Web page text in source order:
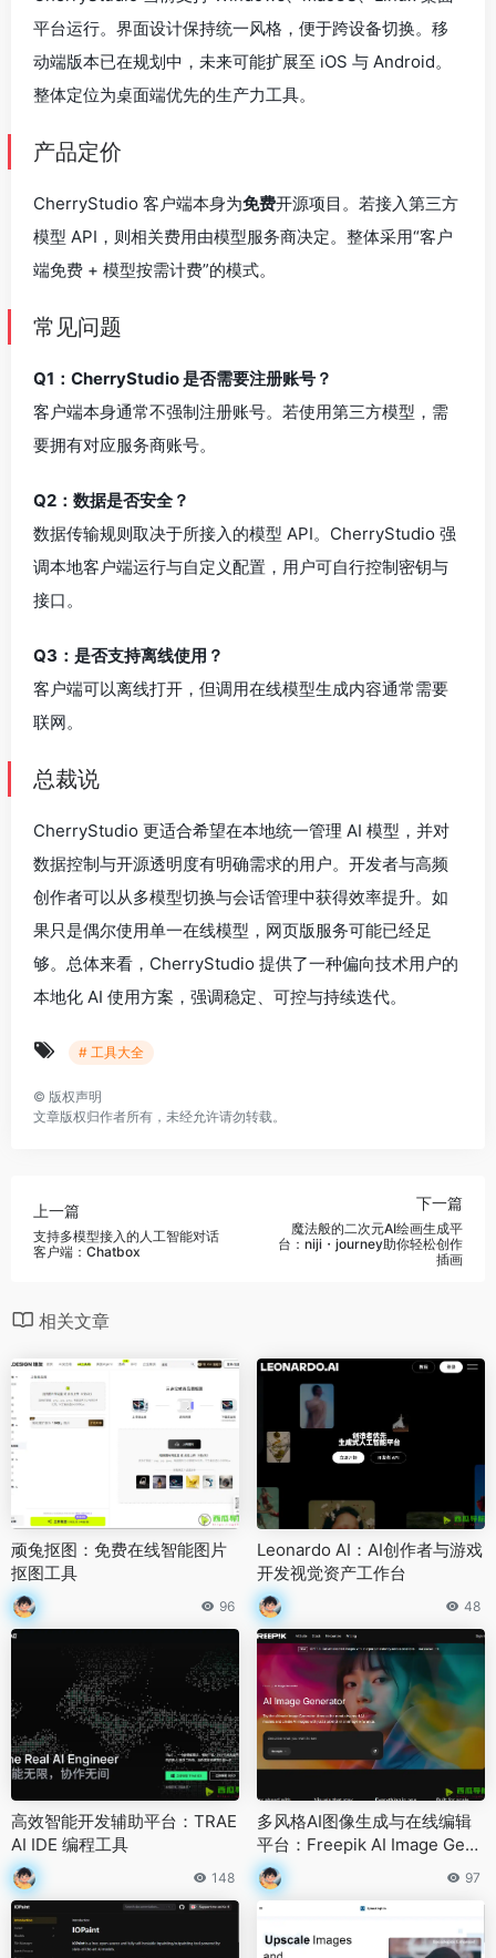
平台运行。界面设计保持统一风格，便于跨设备切换。移
动端版本已在规划中，未来可能扩展至 iOS 与 Android。
整体定位为桌面端优先的生产力工具。
产品定价
CherryStudio 客户端本身为免费开源项目。若接入第三方
模型 API，则相关费用由模型服务商决定。整体采用“客户
端免费 + 模型按需计费”的模式。
常见问题
Q1：CherryStudio 是否需要注册账号？
客户端本身通常不强制注册账号。若使用第三方模型，需
要拥有对应服务商账号。
Q2：数据是否安全？
数据传输规则取决于所接入的模型 API。CherryStudio 强
调本地客户端运行与自定义配置，用户可自行控制密钥与
接口。
Q3：是否支持离线使用？
客户端可以离线打开，但调用在线模型生成内容通常需要
联网。
总裁说
CherryStudio 更适合希望在本地统一管理 AI 模型，并对
数据控制与开源透明度有明确需求的用户。开发者与高频
创作者可以从多模型切换与会话管理中获得效率提升。如
果只是偶尔使用单一在线模型，网页版服务可能已经足
够。总体来看，CherryStudio 提供了一种偏向技术用户的
本地化 AI 使用方案，强调稳定、可控与持续迭代。
# 工具大全
© 版权声明
文章版权归作者所有，未经允许请勿转载。
上一篇
支持多模型接入的人工智能对话
客户端：Chatbox
下一篇
魔法般的二次元AI绘画生成平
台：niji・journey助你轻松创作
插画
相关文章
顽兔抠图：免费在线智能图片
抠图工具
96
Leonardo AI：AI创作者与游戏
开发视觉资产工作台
48
高效智能开发辅助平台：TRAE
AI IDE 编程工具
148
多风格AI图像生成与在线编辑
平台：Freepik AI Image Gene
rator
97